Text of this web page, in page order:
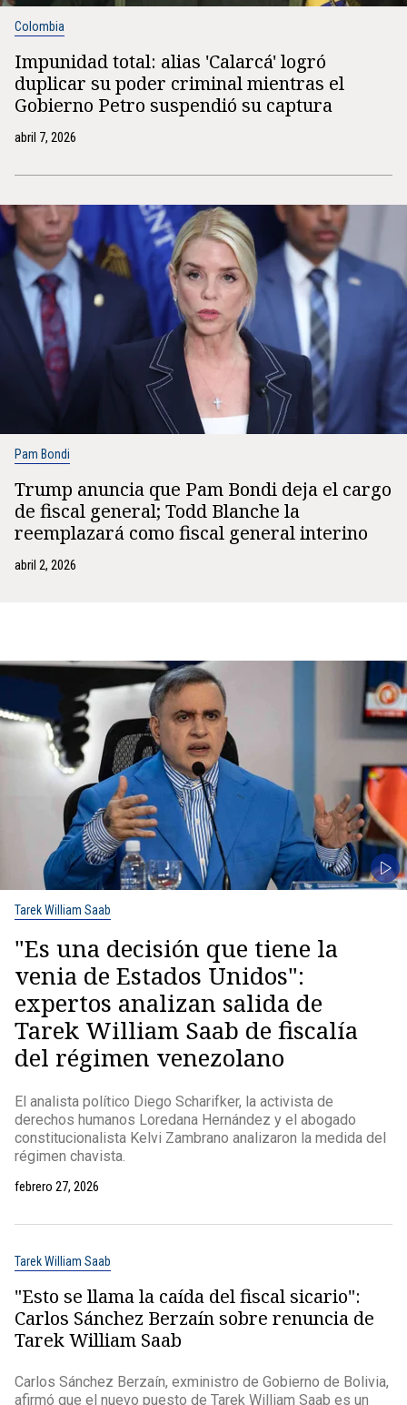
Colombia
Impunidad total: alias 'Calarcá' logró
duplicar su poder criminal mientras el
Gobierno Petro suspendió su captura
abril 7, 2026
Pam Bondi
Trump anuncia que Pam Bondi deja el cargo
de fiscal general; Todd Blanche la
reemplazará como fiscal general interino
abril 2, 2026
Tarek William Saab
"Es una decisión que tiene la
venia de Estados Unidos":
expertos analizan salida de
Tarek William Saab de fiscalía
del régimen venezolano
El analista político Diego Scharifker, la activista de
derechos humanos Loredana Hernández y el abogado
constitucionalista Kelvi Zambrano analizaron la medida del
régimen chavista.
febrero 27, 2026
Tarek William Saab
"Esto se llama la caída del fiscal sicario":
Carlos Sánchez Berzaín sobre renuncia de
Tarek William Saab
Carlos Sánchez Berzaín, exministro de Gobierno de Bolivia,
afirmó que el nuevo puesto de Tarek William Saab es un